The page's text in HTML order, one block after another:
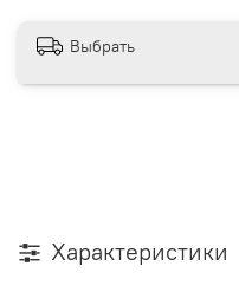
Выбрать
Характеристики